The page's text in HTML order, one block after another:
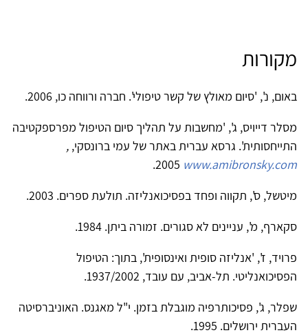
מקורות
באום, נ', 'סיום מאולץ של קשר טיפולי'. חברה ורווחה כו, 2006.
מסלר דייויס, ג', 'מחשבות על תהליך סיום הטיפול מפרספקטיבה
התייחסותית'. גרסא עברית באתר של עמי ברונסקי, ,
www.amibronsky.com
מיטשל, ס', תקווה ופחד בפסיכואנליזה. תולעת ספרים. 2003.
סקארף, מ', עניינים לא סגורים. זמורה ביתן. 1984.
פרויד, ז', 'אנליזה סופית ואינסופית', בתוך: הטיפול
הפסיכואנליטי. תל-אביב, עם עובד, 1937/2002.
שפלר, ג', פסיכותרפיה מוגבלת בזמן. י"ל מאגנס. האוניברסיטה
העברית ירושלים. 1995.